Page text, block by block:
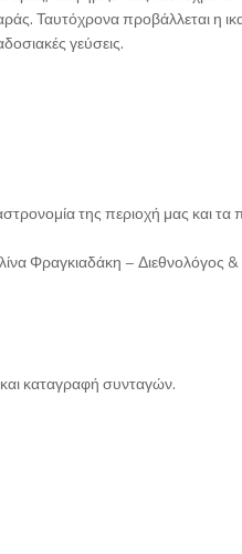
Ταυτόχρονα προβάλλεται η
γεύσεις.
της περιοχή μας και τα
Φραγκιαδάκη – Διεθνολόγος &
καταγραφή συνταγών.